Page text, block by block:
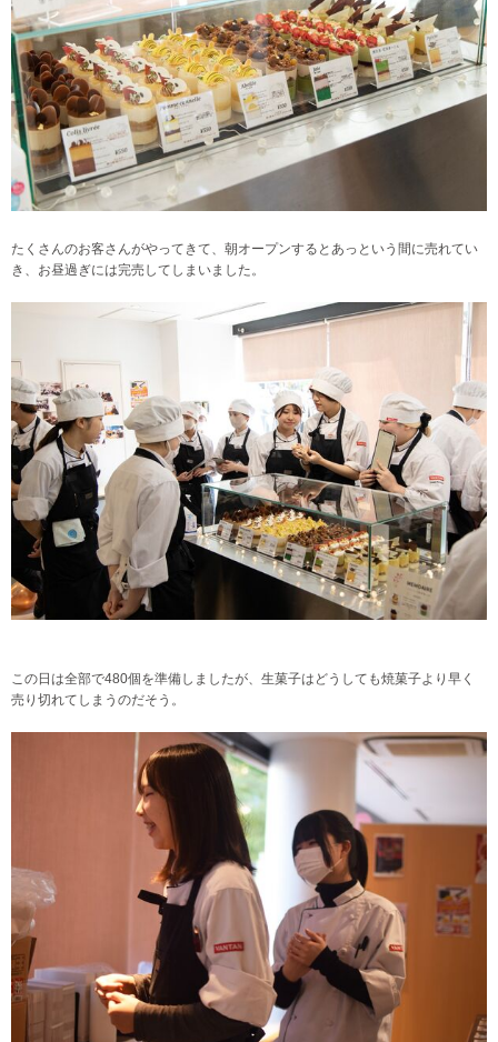
たくさんのお客さんがやってきて、朝オープンするとあっという間に売れてい
き、お昼過ぎには完売してしまいました。
この日は全部で480個を準備しましたが、生菓子はどうしても焼菓子より早く
売り切れてしまうのだそう。